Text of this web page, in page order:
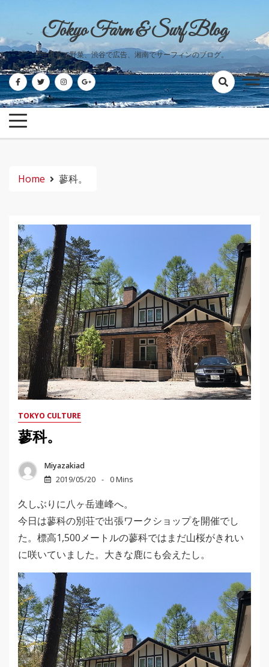
content
Tokyo Farm & Surf Blog
世田谷で野菜、渋谷で広告、湘南でサーフィンのブログ。
Home 蓼科。
TOKYO CULTURE
蓼科。
Miyazakiad
2019/05/20
0 Mins
久しぶりに八ヶ岳連峰へ。
今日は蓼科の別荘で出張ワークショップを開催でし
た。標高1,500メートルの蓼科ではまだ山桜がきれい
に咲いていました。大きな鹿にも会えたし。